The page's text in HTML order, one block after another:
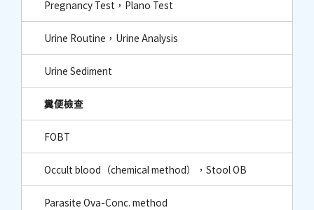
Pregnancy Test，Plano Test
Urine Routine，Urine Analysis
Urine Sediment
糞便檢查
FOBT
Occult blood（chemical method），Stool OB
Parasite Ova-Conc. method